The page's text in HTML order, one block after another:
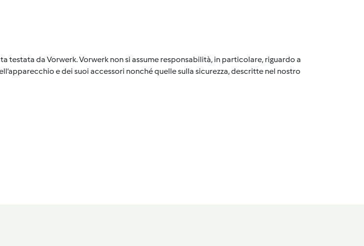
testata da Vorwerk. Vorwerk non si assume responsabilità, in particolare, riguardo a
e dei suoi accessori nonché quelle sulla sicurezza, descritte nel nostro